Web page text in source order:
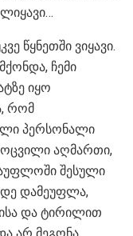
წყნეთში ვიყავი.
ჩემი
იყო
რომ
პერსონალი
აღმართი,
შესული
დამეუფლა,
და ტირილით